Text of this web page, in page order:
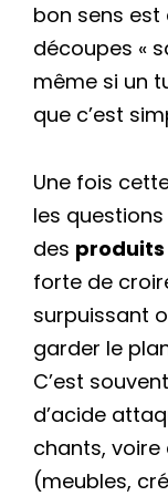
bon sens est
découpes «
même si un
que c’est
Une fois
les
des produits
forte de
surpuissant
garder le
C’est
d’acide
chants,
(meubles,